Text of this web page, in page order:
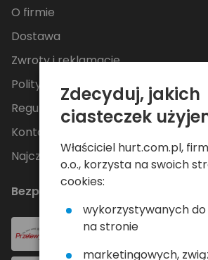
O firmie
Dostawa
Zwroty i reklamacje
Polityka Prywatności
Regulamin
Kontakt
Najczęściej zadawane pytania
Bezpieczne płatności
Zdecyduj, jakich
ciasteczek
Właściciel hurt.com.pl,
o.o., korzysta na swoich
cookies:
wykorzystywanych
na stronie
marketingowych,